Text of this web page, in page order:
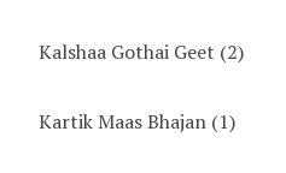
Kalshaa Gothai Geet (2)
Kartik Maas Bhajan (1)